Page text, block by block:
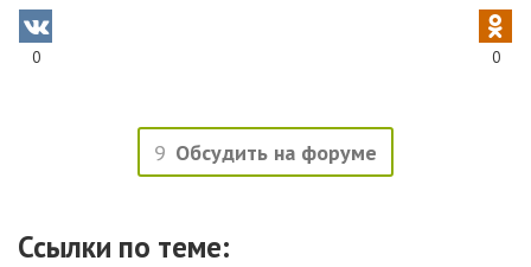
0 0
9 Обсудить на форуме
Ссылки по теме: